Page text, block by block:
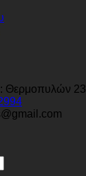
Θερμοπυλών 23